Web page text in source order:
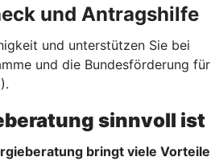
und Antragshilfe
und unterstützen Sie bei
und die Bundesförderung für
sinnvoll ist
bringt viele Vorteile